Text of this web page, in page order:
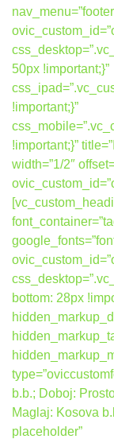
50px !important;}”
!important;}”
!important;}”
width=”1/2″
bottom: 28px
b.b.; Doboj:
Maglaj: Kosova
placeholder”